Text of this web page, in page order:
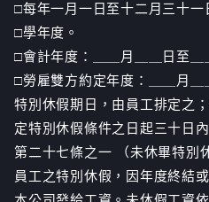
□每年一月一日至十二月三十一
□學年度。
□會計年度：＿＿月＿＿日至＿
□勞雇雙方約定年度：＿＿月＿
特別休假期日，由員工排定之
定特別休假條件之日起三十日
第二十七條之一 （未休畢特別
員工之特別休假，因年度終結